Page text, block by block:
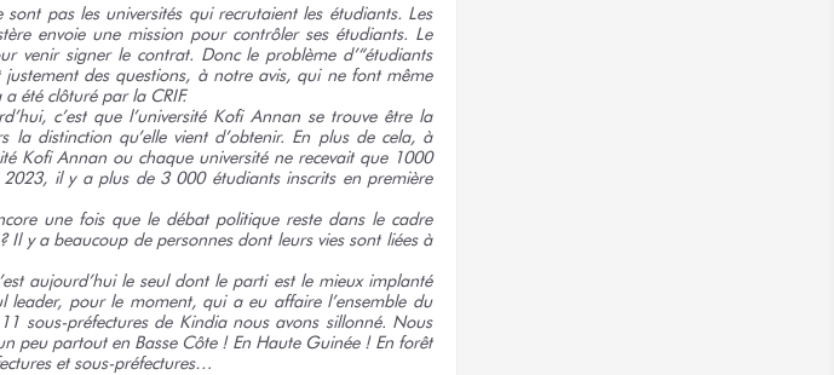
pas les universités qui recrutaient les étudiants. Les
envoie une mission pour contrôler ses étudiants. Le
venir signer le contrat. Donc le problème d’“étudiants
des questions, à notre avis, qui ne font même
été clôturé par la CRIF.
c’est que l’université Kofi Annan se trouve être la
la distinction qu’elle vient d’obtenir. En plus de cela, à
Kofi Annan ou chaque université ne recevait que 1000
il y a plus de 3 000 étudiants inscrits en première
une fois que le débat politique reste dans le cadre
y a beaucoup de personnes dont leurs vies sont liées à
aujourd’hui le seul dont le parti est le mieux implanté
leader, pour le moment, qui a eu affaire l’ensemble du
sous-préfectures de Kindia nous avons sillonné. Nous
peu partout en Basse Côte ! En Haute Guinée ! En forêt
et sous-préfectures…